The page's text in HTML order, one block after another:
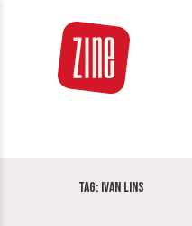
Tag: Ivan Lins